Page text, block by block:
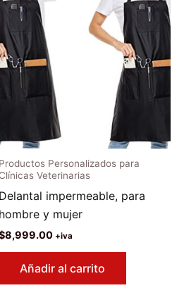
Productos Personalizados para
Clínicas Veterinarias
Delantal impermeable, para
hombre y mujer
8,999.00 +iva
Añadir al carrito